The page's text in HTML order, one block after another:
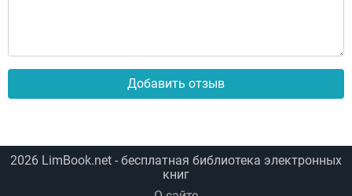
Добавить отзыв
2026 LimBook.net - бесплатная библиотека электронных
книг